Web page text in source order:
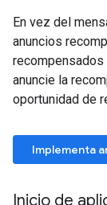
En vez del
anuncios
recompensados
anuncie la
oportunidad de
Implementa
Inicio de